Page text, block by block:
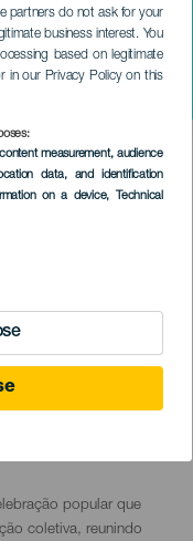
partners do not ask for your
business interest. You
based on legitimate
in our Privacy Policy on this
measurement, audience
data, and identification
on a device, Technical
los
popular que
coletiva, reunindo